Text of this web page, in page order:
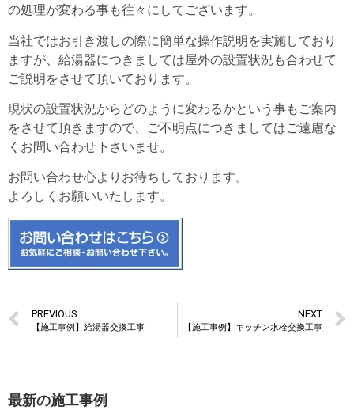
の処理が変わる事も往々にしてございます。
当社ではお引き渡しの際に簡単な操作説明を実施しており
ますが、給湯器につきましては屋外の設置状況も合わせて
ご説明をさせて頂いております。
現状の設置状況からどのように変わるかという事もご案内
をさせて頂きますので、ご不明点につきましてはご遠慮な
くお問い合わせ下さいませ。
お問い合わせ心よりお待ちしております。
よろしくお願いいたします。
PREVIOUS
【施工事例】給湯器交換工事
NEXT
【施工事例】キッチン水栓交換工事
最新の施工事例